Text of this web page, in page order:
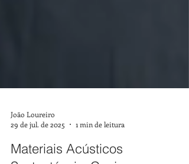
29 de jul. de 2025
1 min de leitura